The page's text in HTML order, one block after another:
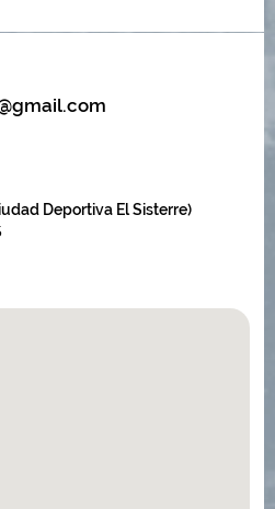
Deportiva El Sisterre)